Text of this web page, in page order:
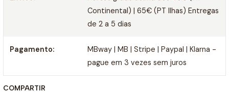
Continental) | 65€ (PT Ilhas) Entregas
de 2 a 5 dias
Pagamento:
MBway | MB | Stripe | Paypal | Klarna -
pague em 3 vezes sem juros
COMPARTIR